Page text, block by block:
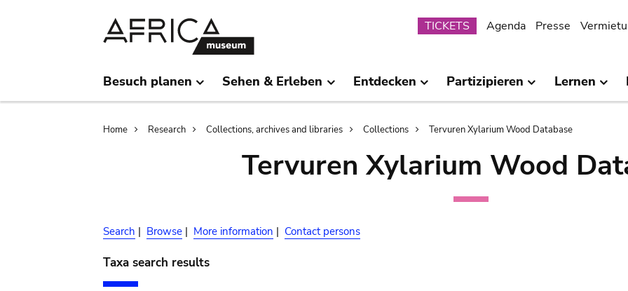
Submenu
TICKETS Agenda Presse
Besuch planen Sehen & Erleben Entdecken Partizipieren Lernen
Breadcrumb
Home Research Collections, archives and libraries Collections Tervuren Xylarium Wood Database
Tervuren Xylarium Wood
Search | Browse | More information | Contact persons
Taxa search results